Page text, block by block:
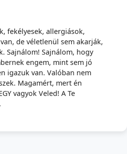
fekélyesek, allergiások,
de véletlenül sem akarják,
Sajnálom! Sajnálom, hogy
engem, mint sem jó
igazuk van. Valóban nem
Magamért, mert én
vagyok Veled! A Te